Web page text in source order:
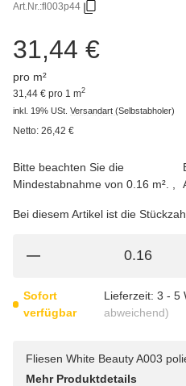
Art.Nr.:fl003p44
31,44 €
pro m²
31,44 € pro 1 m2
inkl. 19% USt. Versandart (Selbstabholer)
Netto: 26,42 €
Bitte beachten Sie die
Mindestabnahme von 0.16 m².
Bei diesem Artikel ist die
Sofort
verfügbar
Lieferzeit: 3 - 5
abweichend)
Fliesen White Beauty A003
Mehr Produktdetails